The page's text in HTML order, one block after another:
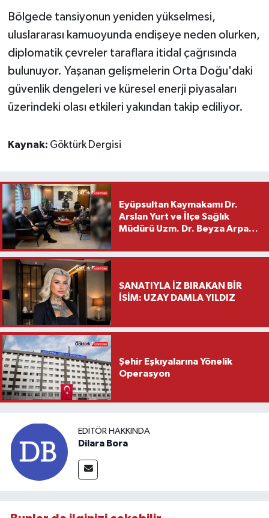
Bölgede tansiyonun yeniden yükselmesi,
uluslararası kamuoyunda endişeye neden olurken,
diplomatik çevreler taraflara itidal çağrısında
bulunuyor. Yaşanan gelişmelerin Orta Doğu'daki
güvenlik dengeleri ve küresel enerji piyasaları
üzerindeki olası etkileri yakından takip ediliyor.
Kaynak: Göktürk Dergisi
Eyüpsultan Kaymakamı Dr.
Arslan Yurt ve İlçe Sağlık
Müdürü Uzm. Dr. Beyza Arpacı
Ziyareti
SANATIYLA İZ BIRAKAN BİR
İSİM: UZAY DAMLA YILDIZ
Şehir Eşkıyalarına Yönelik
Operasyon
EDITÖR HAKKINDA
Dilara Bora